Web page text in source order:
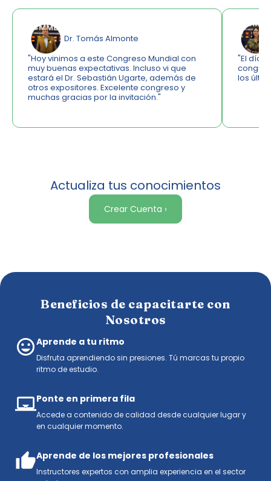
Dr. Tomás Almonte
"Hoy vinimos a este Congreso Mundial con
muy buenas expectativas. Incluso vi que
estará el Dr. Sebastián Ugarte, además de
otros expositores. Excelente congreso y
muchas gracias por la invitación."
"El día
los
Actualiza tus conocimientos
Crear Cuenta ›
Beneficios de capacitarte con
Nosotros
Aprende a tu ritmo
Disfruta aprendiendo sin presiones. Tú marcas tu propio
ritmo de estudio.
Ponte en primera fila
Accede a contenido de calidad desde cualquier lugar y
en cualquier momento.
Aprende de los mejores profesionales
Instructores expertos con amplia experiencia en el sector